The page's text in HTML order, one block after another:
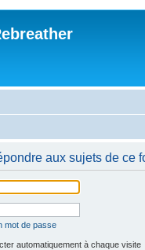
aux sujets de ce
mot de passe
automatiquement à chaque visite